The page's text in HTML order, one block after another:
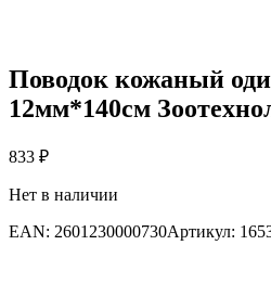
Поводок кожаный
12мм*140см
833 ₽
Нет в наличии
EAN: 2601230000730Артикул: